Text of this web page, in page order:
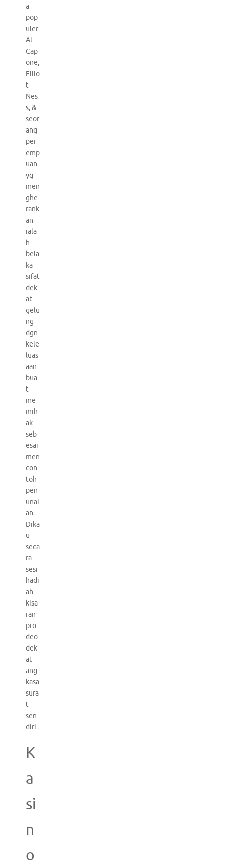
a
pop
uler.
Al
Cap
one,
Ellio
t
Nes
s, &
seor
ang
per
emp
uan
yg
men
ghe
rank
an
iala
h
bela
ka
sifat
dek
at
gelu
ng
dgn
kele
luas
aan
bua
t
me
mih
ak
seb
esar
men
con
toh
pen
unai
an
Dika
u
seca
ra
sesi
hadi
ah
kisa
ran
pro
deo
dek
at
ang
kasa
sura
t
sen
diri.
K
a
si
n
o